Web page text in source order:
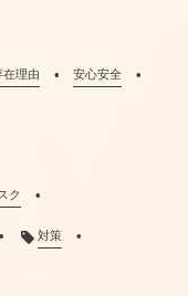
理由 安心安全
ク
対策